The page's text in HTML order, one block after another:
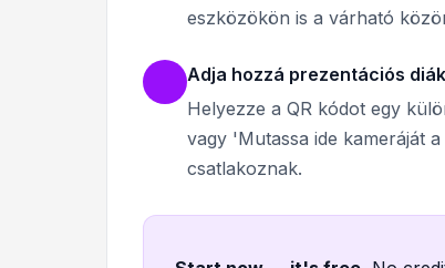
eszközökön is a várható
Adja hozzá prezentációs
Helyezze a QR kódot egy
vagy 'Mutassa ide kameráját
csatlakoznak.